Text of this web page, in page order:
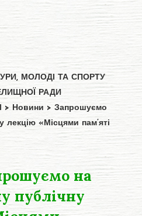
МОЛОДІ ТА СПОРТУ
РАДИ
> Новини > Запрошуємо
лекцію «Місцями пам’яті
на
публічну